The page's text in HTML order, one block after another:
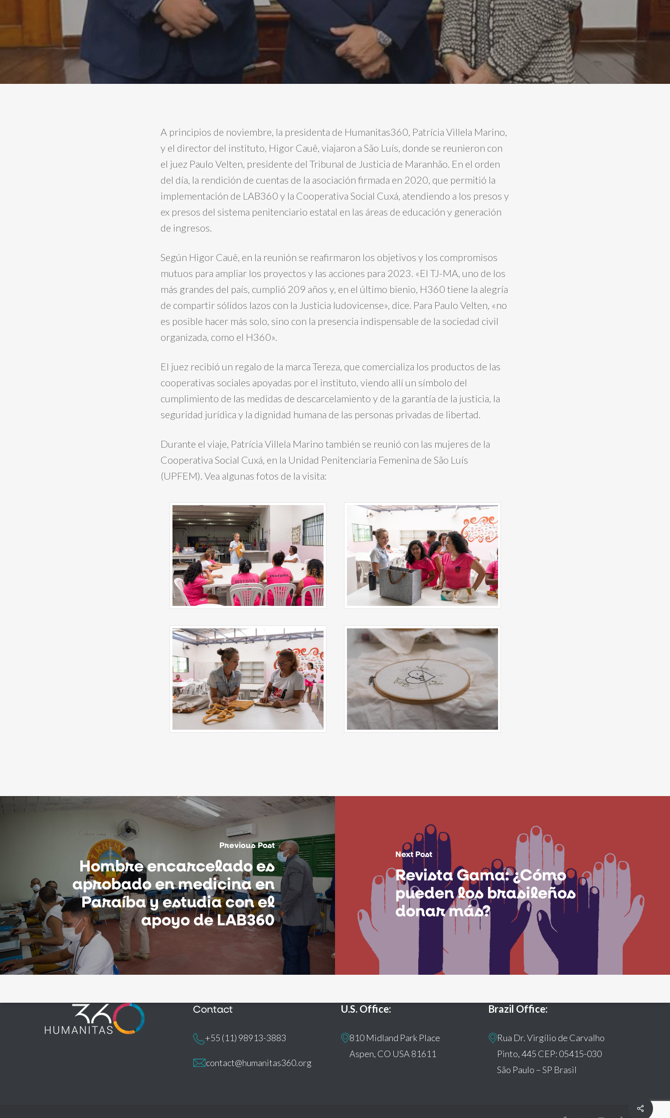
A principios de noviembre, la presidenta de Humanitas360, Patrícia Villela Marino,
y el director del instituto, Higor Cauê, viajaron a São Luís, donde se reunieron con
el juez Paulo Velten, presidente del Tribunal de Justicia de Maranhão. En el orden
del día, la rendición de cuentas de la asociación firmada en 2020, que permitió la
implementación de LAB360 y la Cooperativa Social Cuxá, atendiendo a los presos y
ex presos del sistema penitenciario estatal en las áreas de educación y generación
de ingresos.
Según Higor Cauê, en la reunión se reafirmaron los objetivos y los compromisos
mutuos para ampliar los proyectos y las acciones para 2023. «El TJ-MA, uno de los
más grandes del país, cumplió 209 años y, en el último bienio, H360 tiene la alegría
de compartir sólidos lazos con la Justicia ludovicense», dice. Para Paulo Velten, «no
es posible hacer más solo, sino con la presencia indispensable de la sociedad civil
organizada, como el H360».
El juez recibió un regalo de la marca Tereza, que comercializa los productos de las
cooperativas sociales apoyadas por el instituto, viendo allí un símbolo del
cumplimiento de las medidas de descarcelamiento y de la garantía de la justicia, la
seguridad jurídica y la dignidad humana de las personas privadas de libertad.
Durante el viaje, Patrícia Villela Marino también se reunió con las mujeres de la
Cooperativa Social Cuxá, en la Unidad Penitenciaria Femenina de São Luís
(UPFEM). Vea algunas fotos de la visita:
Previous Post
Hombre encarcelado es
aprobado en medicina en
Paraíba y estudia con el
apoyo de LAB360
Next Post
Revista Gama: ¿Cómo
pueden los brasileños
donar más?
Share
Contact
+55 (11) 98913-3883
contact@humanitas360.org
U.S. Office:
810 Midland Park Place
Aspen, CO USA 81611
Brazil Office:
Rua Dr. Virgílio de Carvalho
Pinto, 445 CEP: 05415-030
São Paulo – SP Brasil